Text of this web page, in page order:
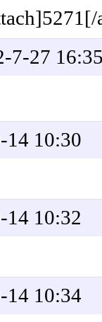
7-27
10:30
10:32
10:34